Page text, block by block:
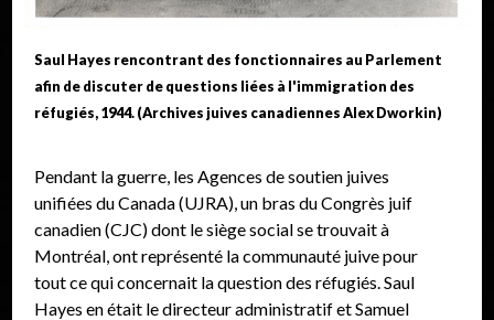
Saul Hayes rencontrant des fonctionnaires au Parlement
afin de discuter de questions liées à l'immigration des
réfugiés, 1944. (Archives juives canadiennes Alex Dworkin)
Pendant la guerre, les Agences de soutien juives
unifiées du Canada (UJRA), un bras du Congrès juif
canadien (CJC) dont le siège social se trouvait à
Montréal, ont représenté la communauté juive pour
tout ce qui concernait la question des réfugiés. Saul
Hayes en était le directeur administratif et Samuel